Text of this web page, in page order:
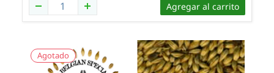
Agregar al carrito
Agotado